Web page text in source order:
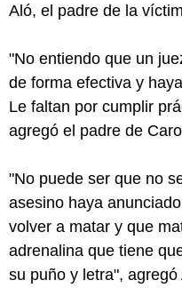
Aló, el padre de la
"No entiendo que un
de forma efectiva y
Le faltan por cumplir
agregó el padre de
"No puede ser que no
asesino haya
volver a matar y que
adrenalina que tiene
su puño y letra",